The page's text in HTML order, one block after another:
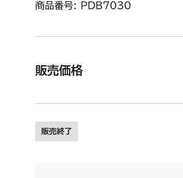
商品番号: PDB7030
販売価格
販売終了